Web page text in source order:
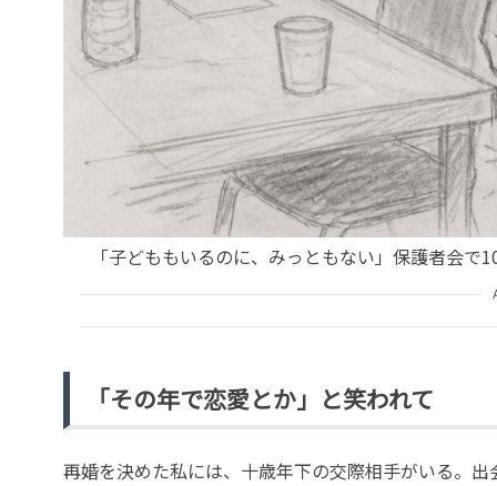
「子どももいるのに、みっともない」保護者会
「その年で恋愛とか」と笑われて
再婚を決めた私には、十歳年下の交際相手がいる。